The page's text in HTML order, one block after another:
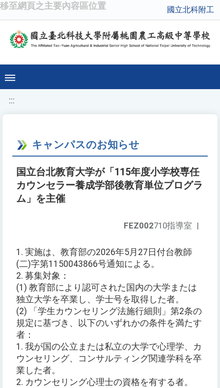
移至網頁之主要內容區位置 國立北科附工
:::
キャンパスのお知らせ
国立台北教育大学が「115年度小学校専任
カウンセラー養成学部後教育単位プログラ
ム」を主催
FEZ002710指導室 |
1. 実施は、教育部の2026年5月27日付台教師
(二)字第1150043866号通知による。
2. 募集対象：
(1) 教育部により認可された国内の大学または
独立大学を卒業し、学士号を取得した者。
(2) 「学生カウンセリング法施行細則」第2条の
規定に基づき、以下のいずれかの条件を満たす
者：
1. 我が国の公立または私立の大学で心理学、カ
ウンセリング、コンサルティング関連学科を卒
業した者。
2. カウンセリング心理士の資格を有する者。